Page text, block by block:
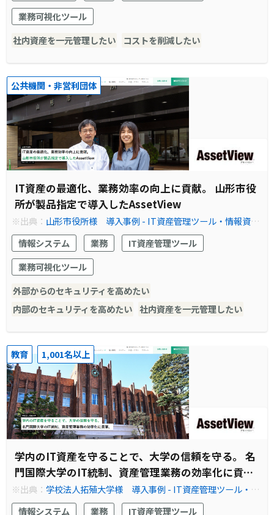
業務可視化ツール
社内資産を一元管理したい
コストを削減したい
公共機関・非営利団体
IT資産の最適化、業務効率の向上に貢献。 山形市役
所が製品指定で導入したAssetView
※出典： 山形市役所様 導入事例 - IT資産管理ツール・情報資産
管理ソフトなら『AssetView』
情報システム 業務
IT資産管理ツール
業務可視化ツール
外部からのセキュリティを高めたい
内部のセキュリティを高めたい 社内資産を一元管理したい
教育 1,001名以上
学内のIT資産を守ることで、大学の信頼を守る。 名
門国際大学のIT統制、資産管理業務の効率化に貢
献。
※出典： 学校法人拓殖大学様 導入事例 - IT資産管理ツール・情
報資産管理ソフトなら『AssetView』
情報システム 業務 IT資産管理ツール